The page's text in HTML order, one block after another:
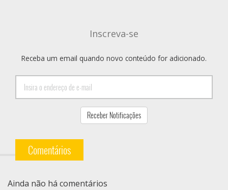
Inscreva-se
Receba um email quando novo conteúdo for adicionado.
Comentários
Ainda não há comentários